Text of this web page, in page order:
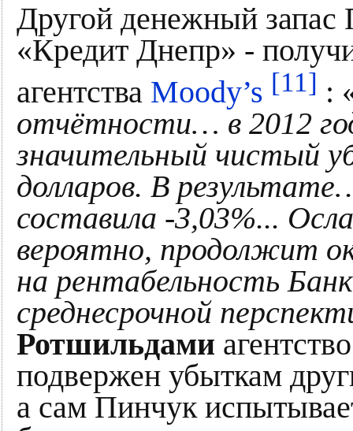
Другой денежный запас
«Кредит Днепр» -
агентства Moody’s [11] :
отчётности… в 2012
значительный чистый
долларов. В
составила -3,03%...
вероятно, продолжит
на рентабельность
среднесрочной
Ротшильдами
подвержен убыткам
а сам Пинчук